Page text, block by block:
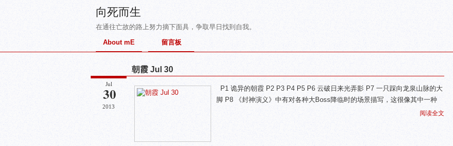
向死而生
在通往亡故的路上努力摘下面具，争取早日找到自我。
About mE 留言板
Jul
30
2013
朝霞 Jul 30
P1 诡异的朝霞 P2 P3 P4 P5 P6 云破日来光弄影 P7 一只踩向龙泉山脉的大
脚 P8 《封神演义》中有对各种大Boss降临时的场景描写，这很像其中一种
阅读全文